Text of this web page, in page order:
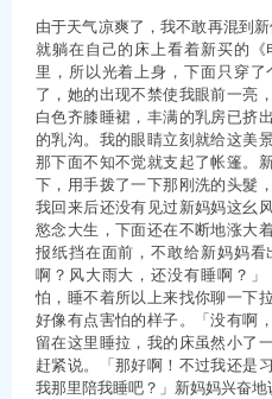
由于天气凉爽了，我不敢再混到
就躺在自己的床上看着新买的
里，所以光着上身，下面只穿
了，她的出现不禁使我眼前一亮
白色齐膝睡裙，丰满的乳房已挤
的乳沟。我的眼睛立刻就给这美
那下面不知不觉就支起了帐篷。
下，用手拨了一下那刚洗的头髮
我回来后还没有见过新妈妈这幺
慾念大生，下面还在不断地涨大
报纸挡在面前，不敢给新妈妈
啊？风大雨大，还没有睡啊？
怕，睡不着所以上来找你聊一下
好像有点害怕的样子。「没有啊
留在这里睡拉，我的床虽然小了
赶紧说。「那好啊！不过我还是
我那里陪我睡吧？」新妈妈兴奋地